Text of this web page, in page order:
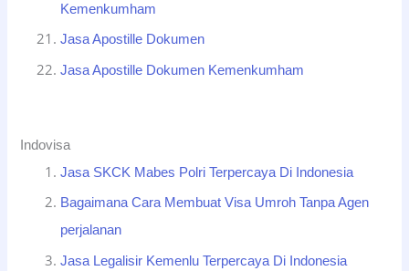
Kemenkumham
Jasa Apostille Dokumen
Jasa Apostille Dokumen Kemenkumham
Indovisa
Jasa SKCK Mabes Polri Terpercaya Di Indonesia
Bagaimana Cara Membuat Visa Umroh Tanpa Agen
perjalanan
Jasa Legalisir Kemenlu Terpercaya Di Indonesia